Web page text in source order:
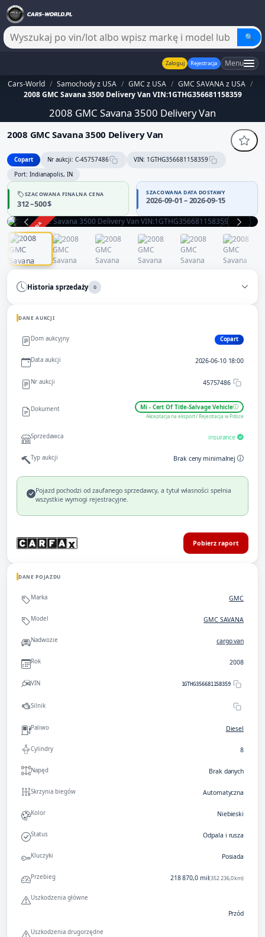
🔍
Zaloguj Rejestracja Menu
Cars-World / Samochody z USA / GMC z USA / GMC SAVANA z USA /
2008 GMC Savana 3500 Delivery Van VIN:1GTHG356681158359
2008 GMC Savana 3500 Delivery Van
2008 GMC Savana 3500 Delivery Van
Copart Nr aukcji: C-45757486
VIN: 1GTHG356681158359
Port: Indianapolis, IN
SZACOWANA FINALNA CENA
312 – 500 $
SZACOWANA DATA DOSTAWY
2026-09-01 – 2026-09-15
ZAKOŃCZONA
Historia sprzedaży 0
DANE AUKCJI
Dom aukcyjny Copart
Data aukcji 2026-06-10 18:00
Nr aukcji 45757486
Dokument Mi - Cert Of Title-Salvage Vehicle
Akceptacja na eksport / Rejestracja w Polsce
Sprzedawca insurance
Typ aukcji Brak ceny minimalnej
Pojazd pochodzi od zaufanego sprzedawcy, a tytuł własności spełnia
wszystkie wymogi rejestracyjne.
Pobierz raport
DANE POJAZDU
Marka GMC
Model GMC SAVANA
Nadwozie cargo van
Rok 2008
VIN 1GTHG356681158359
Silnik
Paliwo Diesel
Cylindry 8
Napęd Brak danych
Skrzynia biegów Automatyczna
Kolor Niebieski
Status Odpala i rusza
Kluczyki Posiada
Przebieg 218 870,0 mil(352 236,0 km)
Uszkodzenia główne
Przód
Uszkodzenia drugorzędne